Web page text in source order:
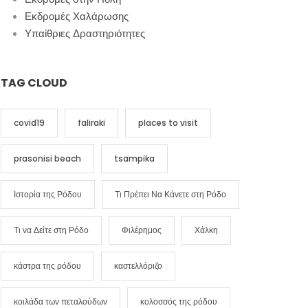
Εκδρομές Χαλάρωσης
Υπαίθριες Δραστηριότητες
TAG CLOUD
covid19 faliraki places to visit
prasonisi beach tsampika
Ιστορία της Ρόδου Τι Πρέπει Να Κάνετε στη Ρόδο
Τι να Δείτε στη Ρόδο Φιλέρημος Χάλκη
κάστρα της ρόδου καστελλόριζο
κοιλάδα των πεταλούδων κολοσσός της ρόδου